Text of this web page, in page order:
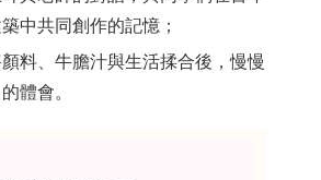
中共同創作的記憶；
料、牛膽汁與生活揉合後，慢慢
體會。